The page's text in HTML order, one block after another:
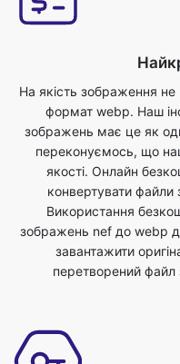
На якість зображення не
зображень має це як
переконуємось, що
якості. Онлайн
конвертувати файли
Використання
зображень nef до webp
завантажити
перетворений